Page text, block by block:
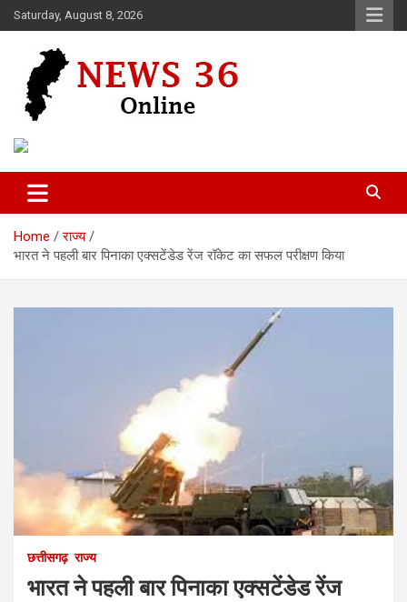
Skip
to
Saturday, August 8, 2026
News 36
Home
राज्य
भारत ने पहली बार पिनाका एक्सटेंडेड रेंज रॉकेट का सफल परीक्षण किया
छत्तीसगढ़ राज्य
भारत ने पहली बार पिनाका एक्सटेंडेड रेंज